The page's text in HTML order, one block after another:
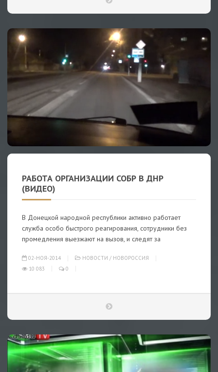
РАБОТА ОРГАНИЗАЦИИ СОБР В ДНР
(ВИДЕО)
В Донецкой народной республики активно работает
служба особо быстрого реагирования, сотрудники без
промедления выезжают на вызов, и следят за
02-НОЯ-2014 НОВОСТИ / НОВОРОССИЯ
10 083
0